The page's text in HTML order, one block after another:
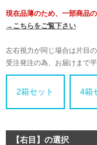
現在品薄のため、一部商品
→こちらをご覧下さい
左右視力が同じ場合は片目
受注発注の為、お届けまで
2箱セット 4箱
【右目】の選択